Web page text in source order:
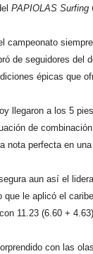
PAPIOLAS Surfing
campeonato
de seguidores del
épicas que
llegaron a los 5
de
nota perfecta en
aun así el
que le aplicó el
11.23 (6.60 +
con las